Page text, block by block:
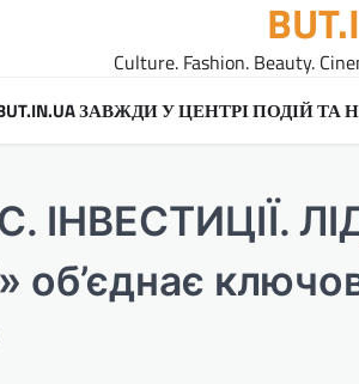
Culture. Fashion. Beauty.
ЗАВЖДИ У ЦЕНТРІ ПОДІЙ ТА
ІНВЕСТИЦІЇ.